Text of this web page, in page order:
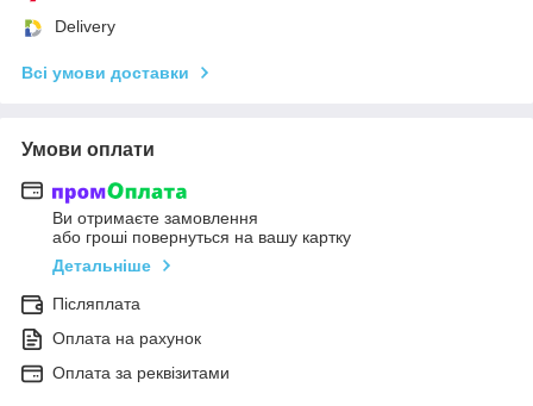
Delivery
Всі умови доставки
Умови оплати
Ви отримаєте замовлення
або гроші повернуться на вашу картку
Детальніше
Післяплата
Оплата на рахунок
Оплата за реквізитами